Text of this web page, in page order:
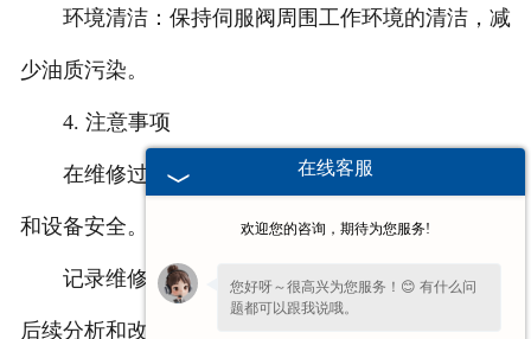
环境清洁：保持伺服阀周围工作环境的清洁，减
少油质污染。
4. 注意事项
在维修过程中，应严格遵守操作规程，确保人身
和设备安全。
记录维修过程中的关键步骤和发现的问题，以便
后续分析和改进。
在线客服
欢迎您的咨询，期待为您服务!
您好呀～很高兴为您服务！😊 有什么问
题都可以跟我说哦。